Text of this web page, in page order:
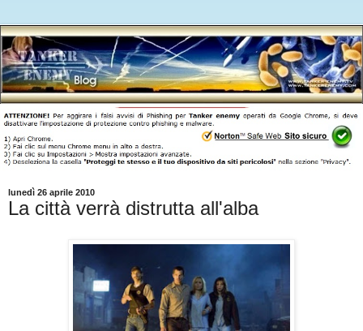
lunedì 26 aprile 2010
La città verrà distrutta all'alba